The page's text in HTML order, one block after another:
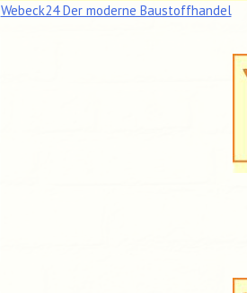
Webeck24 Der moderne Baustoffhandel